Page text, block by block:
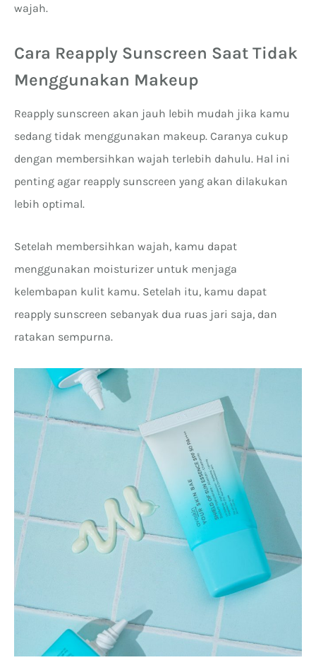
wajah.
Cara Reapply Sunscreen Saat Tidak
Menggunakan Makeup
Reapply sunscreen akan jauh lebih mudah jika kamu
sedang tidak menggunakan makeup. Caranya cukup
dengan membersihkan wajah terlebih dahulu. Hal ini
penting agar reapply sunscreen yang akan dilakukan
lebih optimal.
Setelah membersihkan wajah, kamu dapat
menggunakan moisturizer untuk menjaga
kelembapan kulit kamu. Setelah itu, kamu dapat
reapply sunscreen sebanyak dua ruas jari saja, dan
ratakan sempurna.